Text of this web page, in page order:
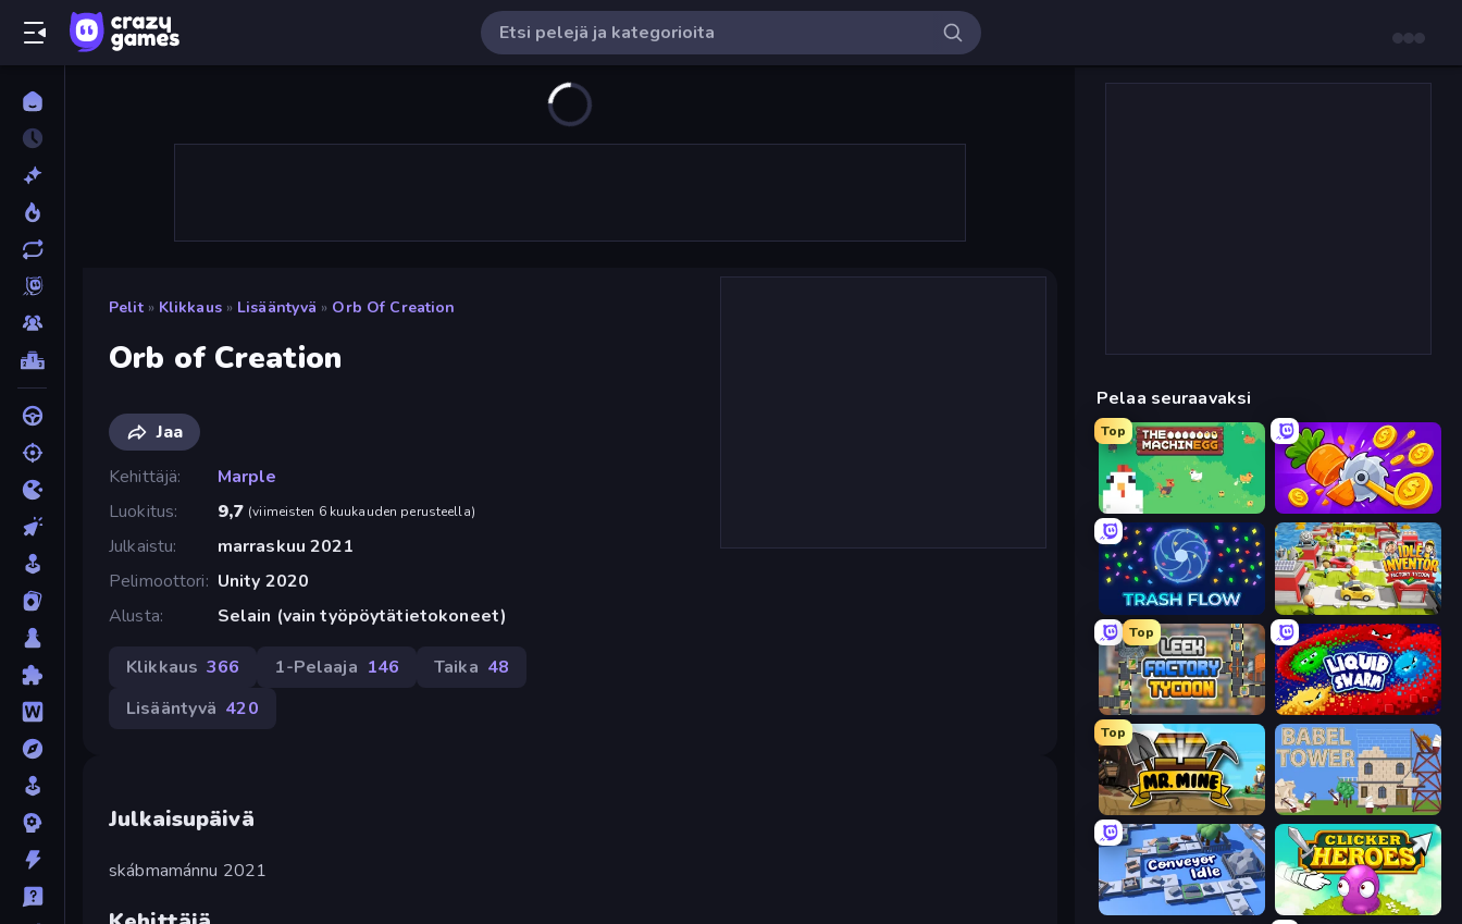
Pelit » Klikkaus » Lisääntyvä » Orb Of Creation
Orb of Creation
Jaa
Kehittäjä
Marple
Luokitus
9,7 (viimeisten 6 kuukauden perusteella)
Julkaistu
marraskuu 2021
Pelimoottori
Unity 2020
Alusta
Selain (vain työpöytätietokoneet)
Klikkaus 366 1-Pelaaja 146 Taika 48
Lisääntyvä 420
Julkaisupäivä
skábmamánnu 2021
Pelaa seuraavaksi
Top
The MachinEGG Farm Ring Idle
Trash Flow Idle Inventor
Top
Leek Factory Tycoon Liquid Swarm
Top
Mr. Mine Babel Tower
Conveyor Idle Clicker Heroes